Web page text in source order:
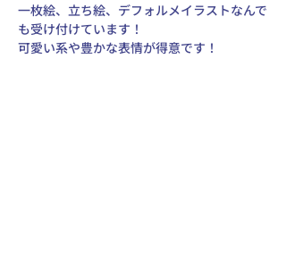
一枚絵、立ち絵、デフォルメイラストなんで
も受け付けています！
可愛い系や豊かな表情が得意です！